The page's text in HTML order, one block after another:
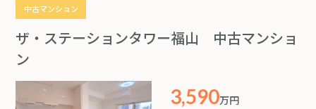
中古マンション
ザ・ステーションタワー福山 中古マンショ
ン
3,590万円